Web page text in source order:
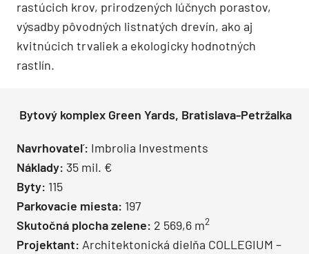
rastúcich krov, prirodzených lúčnych porastov,
výsadby pôvodných listnatých drevín, ako aj
kvitnúcich trvaliek a ekologicky hodnotných
rastlín.
Bytový komplex Green Yards, Bratislava-Petržalka
Navrhovateľ: Imbrolia Investments
Náklady: 35 mil. €
Byty: 115
Parkovacie miesta: 197
Skutočná plocha zelene: 2 569,6 m2
Projektant: Architektonická dielňa COLLEGIUM –